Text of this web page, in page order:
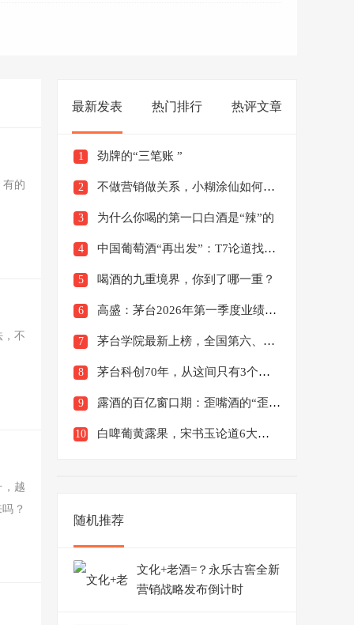
有的
，不
越
？
最新发表 热门排行 热评文章
1 劲牌的“三笔账 ”
2 不做营销做关系，小糊涂仙如何做好幸福陪伴者？
3 为什么你喝的第一口白酒是“辣”的
4 中国葡萄酒“再出发”：T7论道找寻增长新锚点
5 喝酒的九重境界，你到了哪一重？
6 高盛：茅台2026年第一季度业绩值得关注
7 茅台学院最新上榜，全国第六、贵州第一
8 茅台科创70年，从这间只有3个初中生的化验室开始
9 露酒的百亿窗口期：歪嘴酒的“歪”道超车
10 白啤葡黄露果，宋书玉论道6大酒种
随机推荐
文化+老酒=？永乐古窖全新
营销战略发布倒计时